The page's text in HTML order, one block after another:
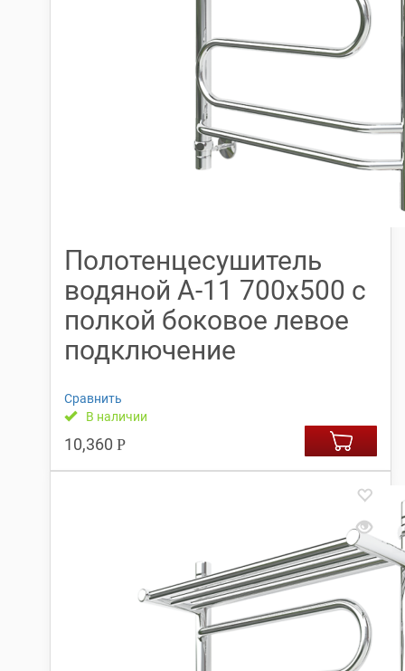
Полотенцесушитель
водяной А-11 700х500 с
полкой боковое левое
подключение
Сравнить
В наличии
10,360 Р